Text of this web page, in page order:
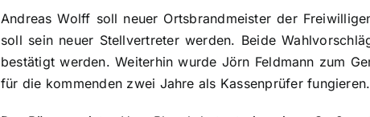
Andreas Wolff soll neuer Ortsbrandmeister der
soll sein neuer Stellvertreter werden. Beide
bestätigt werden. Weiterhin wurde Jörn Feldmann zum
für die kommenden zwei Jahre als Kassenprüfer fungieren.